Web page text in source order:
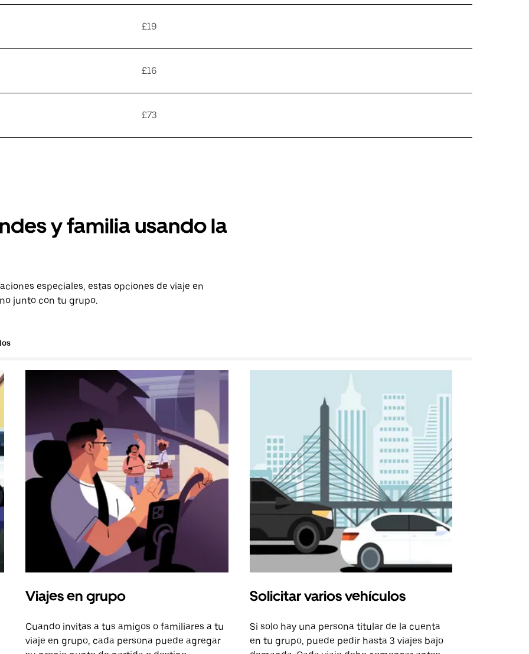
£19
£16
£73
y familia usando la
especiales, estas opciones de viaje en
junto con tu grupo.
Viajes en grupo
Cuando invitas a tus amigos o familiares a tu
viaje en grupo, cada persona puede agregar
Solicitar varios vehículos
Si solo hay una persona titular de la cuenta
en tu grupo, puede pedir hasta 3 viajes bajo